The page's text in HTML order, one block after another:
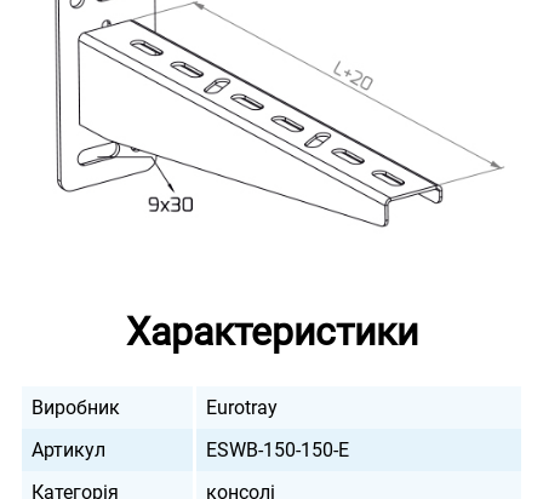
Характеристики
Виробник
Eurotray
Артикул
ESWB-150-150-E
Категорія
консолі